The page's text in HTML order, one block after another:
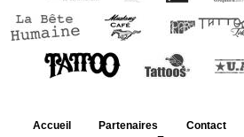
Accueil Partenaires Contact